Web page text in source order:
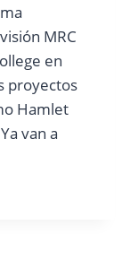
MRC
en
proyectos
Hamlet
van a